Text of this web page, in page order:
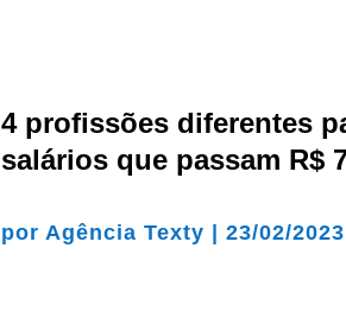
4 profissões diferentes
salários que passam R$
por Agência Texty |23/02/